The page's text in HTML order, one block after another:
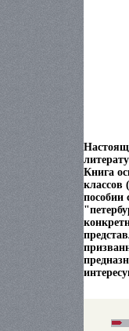
Книга
классов
пособии